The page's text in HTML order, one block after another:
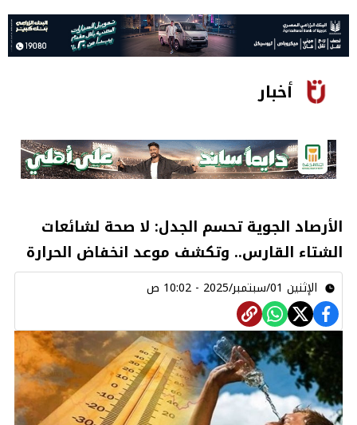
أخبار
الأرصاد الجوية تحسم الجدل: لا صحة لشائعات
الشتاء القارس.. وتكشف موعد انخفاض الحرارة
الإثنين 01/سبتمبر/2025 - 10:02 ص